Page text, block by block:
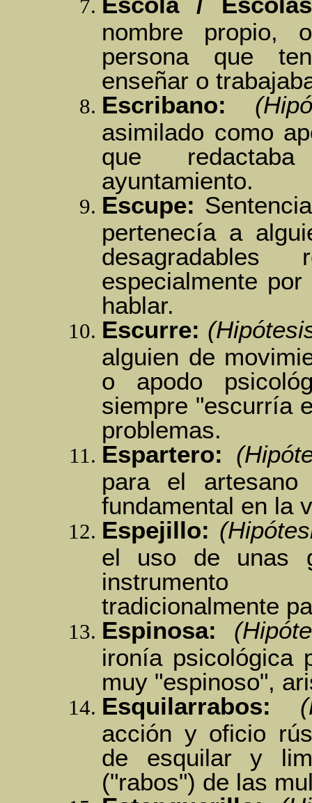
nombre propio,
persona que
enseñar o
Escribano:
asimilado como
que
ayuntamiento.
Escupe:
pertenecía a
especialmente
hablar.
Escurre:
alguien de
o apodo
siempre "escurría
problemas.
Espartero:
para el artesano
fundamental en la
Espejillo:
el uso de unas
instrumento
tradicionalmente
Espinosa:
ironía psicológica
muy "espinoso",
Esquilarrabos:
acción y oficio
de esquilar y
("rabos") de las